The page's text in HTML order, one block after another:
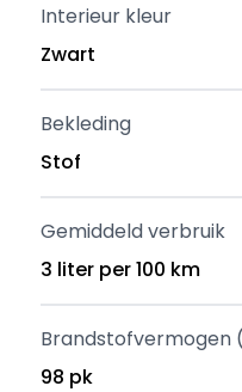
Interieur kleur
Zwart
Bekleding
Stof
Gemiddeld verbruik
3 liter per 100 km
Brandstofvermogen
98 pk